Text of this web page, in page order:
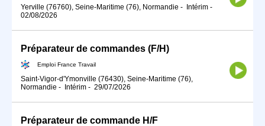
Yerville (76760), Seine-Maritime (76), Normandie - Intérim -
02/08/2026
Préparateur de commandes (F/H)
Emploi France Travail
Saint-Vigor-d'Ymonville (76430), Seine-Maritime (76),
Normandie - Intérim - 29/07/2026
Préparateur de commande H/F